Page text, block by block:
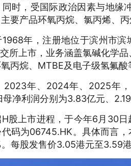
时，受国际政治因素与地缘
要产品环氧丙烷、氯丙烯、
年，注册地位于滨州市
所上市，业务涵盖氯碱化学
丙烷、MTBE及电子级氢氟酸
2023年、2024年、2025年
净利润分别为3.83亿元、
股上市进程，于今年6月30
码为06745.HK。具体而言
每股发售价3.05港元至3.59